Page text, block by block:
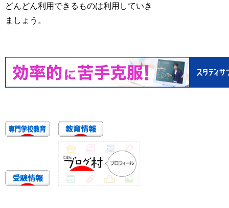
どんどん利用できるものは利用していき
ましょう。